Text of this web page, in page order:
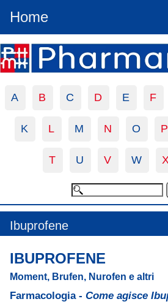
Home
A B C D E F
K L M N O P
T U V W X
Ibuprofene
IBUPROFENE
Moment, Brufen, Nurofen e altri
Farmacologia - Come agisce